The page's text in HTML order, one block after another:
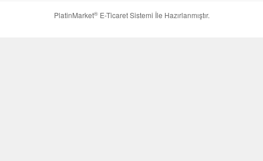
PlatinMarket®E-Ticaret Sistemi İle Hazırlanmıştır.